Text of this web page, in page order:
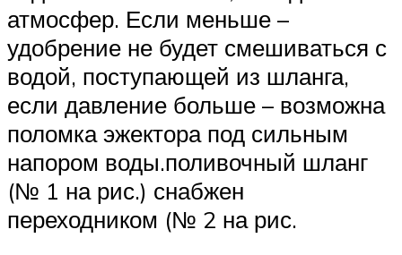
атмосфер. Если меньше –
удобрение не будет смешиваться с
водой, поступающей из шланга,
если давление больше – возможна
поломка эжектора под сильным
напором воды.поливочный шланг
(№ 1 на рис.) снабжен
переходником (№ 2 на рис.